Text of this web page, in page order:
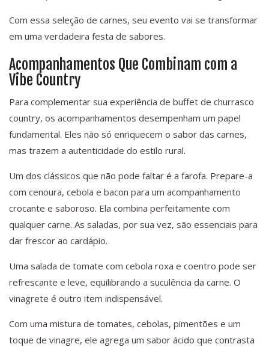
Com essa seleção de carnes, seu evento vai se transformar
em uma verdadeira festa de sabores.
Acompanhamentos Que Combinam com a
Vibe Country
Para complementar sua experiência de buffet de churrasco
country, os acompanhamentos desempenham um papel
fundamental. Eles não só enriquecem o sabor das carnes,
mas trazem a autenticidade do estilo rural.
Um dos clássicos que não pode faltar é a farofa. Prepare-a
com cenoura, cebola e bacon para um acompanhamento
crocante e saboroso. Ela combina perfeitamente com
qualquer carne. As saladas, por sua vez, são essenciais para
dar frescor ao cardápio.
Uma salada de tomate com cebola roxa e coentro pode ser
refrescante e leve, equilibrando a suculência da carne. O
vinagrete é outro item indispensável.
Com uma mistura de tomates, cebolas, pimentões e um
toque de vinagre, ele agrega um sabor ácido que contrasta